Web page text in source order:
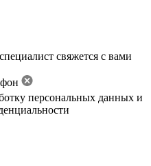
свяжется с вами
персональных данных и